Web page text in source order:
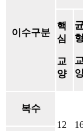
이수구분
핵
심
교
양
형
교
복수
12